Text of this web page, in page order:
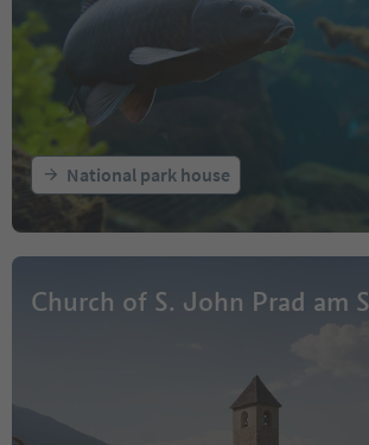
National park house
Church of S. John Prad am